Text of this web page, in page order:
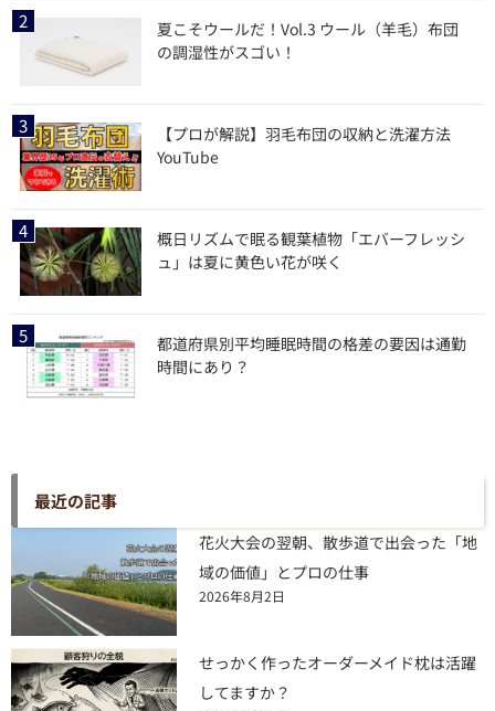
夏こそウールだ！Vol.3 ウール（羊毛）布団
の調湿性がスゴい！
【プロが解説】羽毛布団の収納と洗濯方法
YouTube
概日リズムで眠る観葉植物「エバーフレッシ
ュ」は夏に黄色い花が咲く
都道府県別平均睡眠時間の格差の要因は通勤
時間にあり？
最近の記事
花火大会の翌朝、散歩道で出会った「地
域の価値」とプロの仕事
2026年8月2日
せっかく作ったオーダーメイド枕は活躍
してますか？